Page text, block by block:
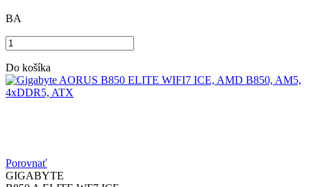
BA
Do košíka
Porovnať
GIGABYTE